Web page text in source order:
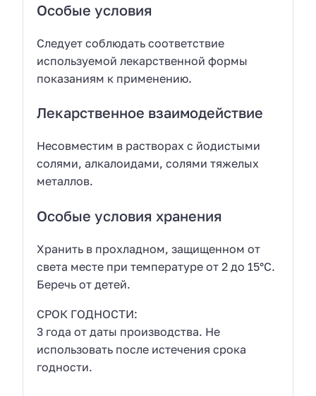
Особые условия
Следует соблюдать соответствие
используемой лекарственной формы
показаниям к применению.
Лекарственное взаимодействие
Несовместим в растворах с йодистыми
солями, алкалоидами, солями тяжелых
металлов.
Особые условия хранения
Хранить в прохладном, защищенном от
света месте при температуре от 2 до 15°С.
Беречь от детей.
СРОК ГОДНОСТИ:
3 года от даты производства. Не
использовать после истечения срока
годности.